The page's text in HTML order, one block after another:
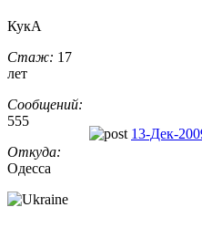
КукА
Стаж: 17
лет
Сообщений:
555
Откуда:
Одесса
13-Дек-